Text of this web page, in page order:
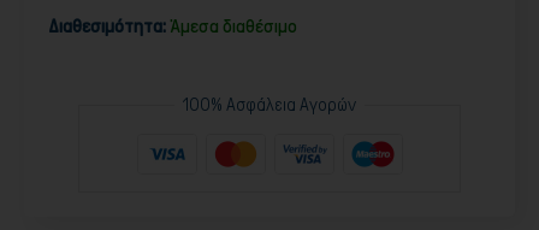
Διαθεσιμότητα: Άμεσα διαθέσιμο
100% Ασφάλεια Αγορών